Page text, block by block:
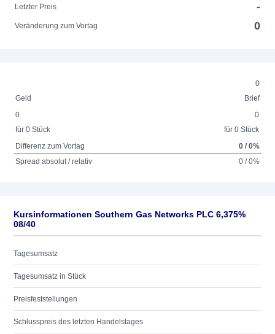
Letzter Preis
-
Veränderung zum Vortag 0
0
Geld
Brief
0
für 0 Stück
0
für 0 Stück
Differenz zum Vortag
0 / 0%
Spread absolut / relativ
0 / 0%
Kursinformationen Southern Gas Networks PLC 6,375%
08/40
Tagesumsatz
Tagesumsatz in Stück
Preisfeststellungen
Schlusspreis des letzten Handelstages